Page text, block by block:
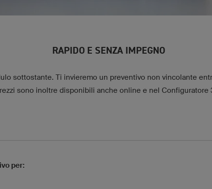
RAPIDO E SENZA IMPEGNO
sottostante. Ti invieremo un preventivo non vincolante
sono inoltre disponibili anche online e nel Configuratore
per: